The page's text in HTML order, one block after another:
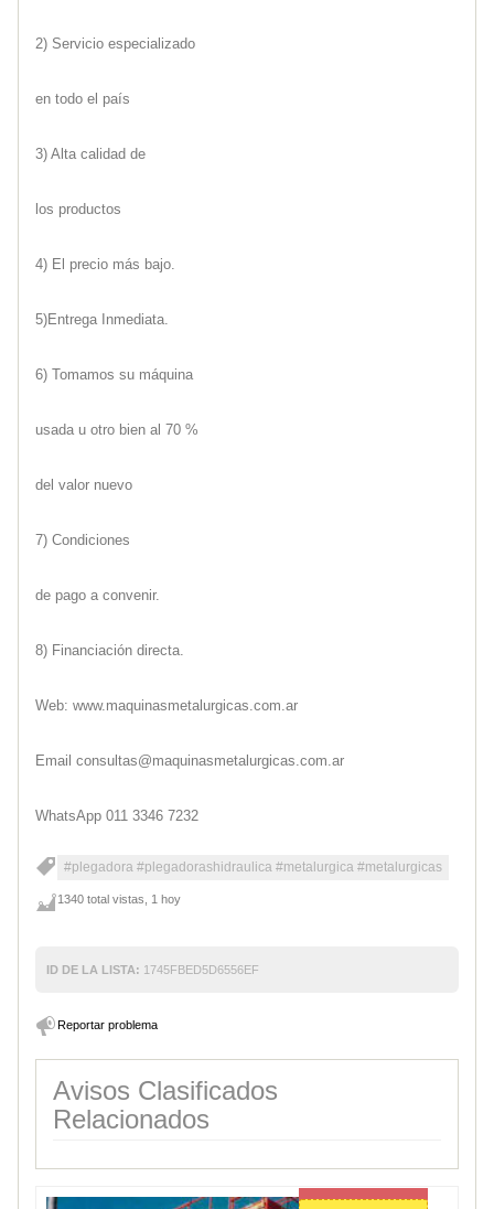
2) Servicio especializado
en todo el país
3) Alta calidad de
los productos
4) El precio más bajo.
5)Entrega Inmediata.
6) Tomamos su máquina
usada u otro bien al 70 %
del valor nuevo
7) Condiciones
de pago a convenir.
8) Financiación directa.
Web: www.maquinasmetalurgicas.com.ar
Email consultas@maquinasmetalurgicas.com.ar
WhatsApp 011 3346 7232
#plegadora #plegadorashidraulica #metalurgica #metalurgicas
1340 total vistas, 1 hoy
ID DE LA LISTA: 1745FBED5D6556EF
Reportar problema
Avisos Clasificados
Relacionados